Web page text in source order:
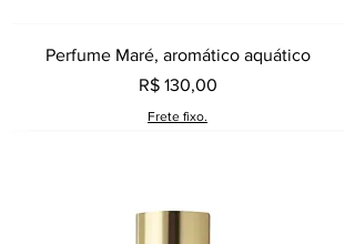
Perfume Maré, aromático aquático
Preço
R$ 130,00
Frete fixo.